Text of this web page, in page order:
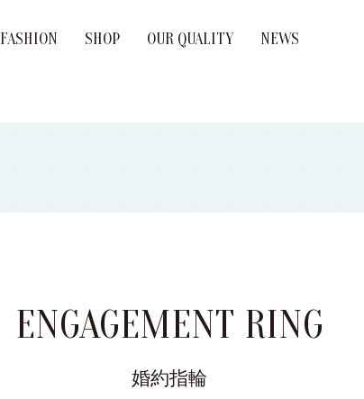
FASHION
SHOP OUR QUALITY NEWS
ENGAGEMENT RING
婚約指輪